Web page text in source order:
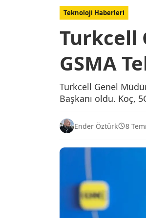
Teknoloji Haberleri
Turkcell
GSMA
Turkcell Genel
Başkanı oldu. Koç,
Ender Öztürk 8